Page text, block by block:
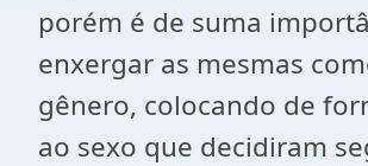
porém é de suma
enxergar as mesmas
gênero, colocando de
ao sexo que decidiram